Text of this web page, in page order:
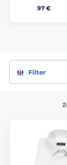
97 €
Filter